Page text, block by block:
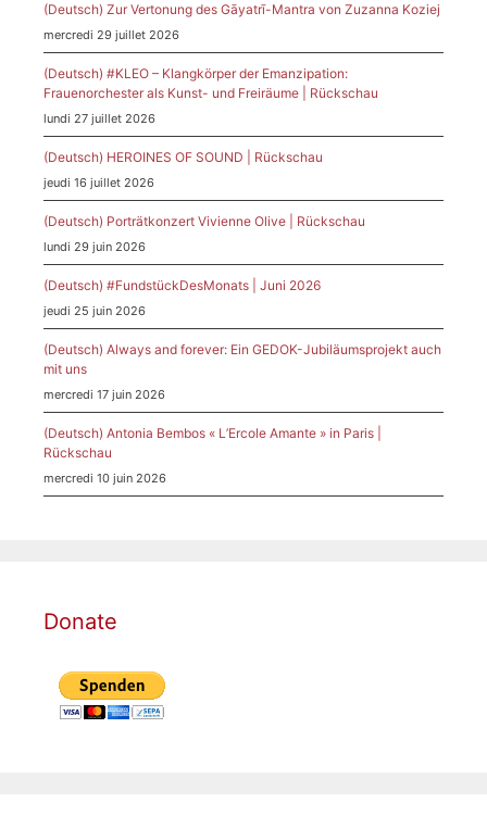
(Deutsch) Zur Vertonung des Gāyatrī-Mantra von Zuzanna Koziej
mercredi 29 juillet 2026
(Deutsch) #KLEO – Klangkörper der Emanzipation:
Frauenorchester als Kunst- und Freiräume | Rückschau
lundi 27 juillet 2026
(Deutsch) HEROINES OF SOUND | Rückschau
jeudi 16 juillet 2026
(Deutsch) Porträtkonzert Vivienne Olive | Rückschau
lundi 29 juin 2026
(Deutsch) #FundstückDesMonats | Juni 2026
jeudi 25 juin 2026
(Deutsch) Always and forever: Ein GEDOK-Jubiläumsprojekt auch
mit uns
mercredi 17 juin 2026
(Deutsch) Antonia Bembos « L’Ercole Amante » in Paris |
Rückschau
mercredi 10 juin 2026
Donate